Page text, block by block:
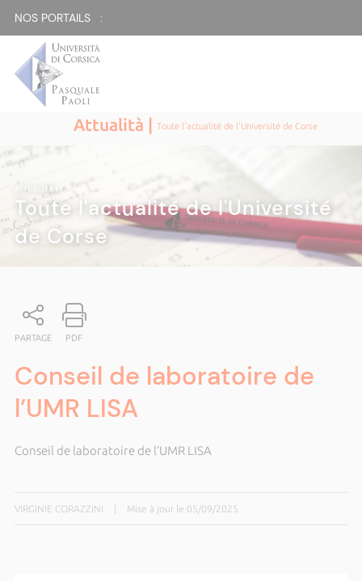
NOS PORTAILS :
Attualità |Toute l'actualité de l'Université de Corse
ATTUALITÀ|
Toute l'actualité de l'Université
de Corse
PARTAGE PDF
Conseil de laboratoire de
l’UMR LISA
Conseil de laboratoire de l’UMR LISA
VIRGINIE CORAZZINI Mise à jour le 05/09/2025